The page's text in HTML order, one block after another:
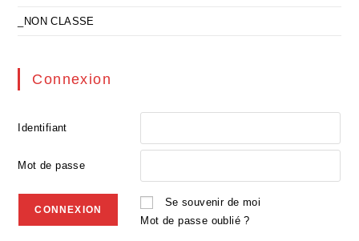
_NON CLASSE
Connexion
Identifiant
Mot de passe
Se souvenir de moi
Mot de passe oublié ?